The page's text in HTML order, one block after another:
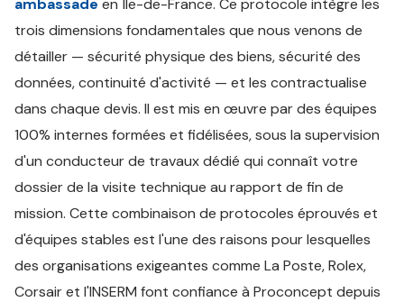
ambassade en Île-de-France. Ce protocole intègre les
trois dimensions fondamentales que nous venons de
détailler — sécurité physique des biens, sécurité des
données, continuité d'activité — et les contractualise
dans chaque devis. Il est mis en œuvre par des équipes
100% internes formées et fidélisées, sous la supervision
d'un conducteur de travaux dédié qui connaît votre
dossier de la visite technique au rapport de fin de
mission. Cette combinaison de protocoles éprouvés et
d'équipes stables est l'une des raisons pour lesquelles
des organisations exigeantes comme La Poste, Rolex,
Corsair et l'INSERM font confiance à Proconcept depuis